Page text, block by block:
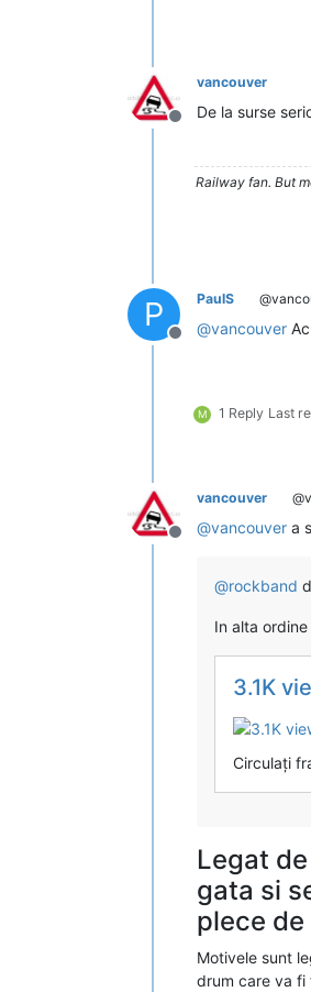
Deconectat
vancouver
De la surse
Railway fan. But
P
Deconectat
PaulS
@vancouver
M 1 Reply Last
Deconectat
vancouver
@vancouver a
@rockband
In alta
3.1K
Circulați
Legat de
gata si
plece
Motivele sunt
drum care va fi